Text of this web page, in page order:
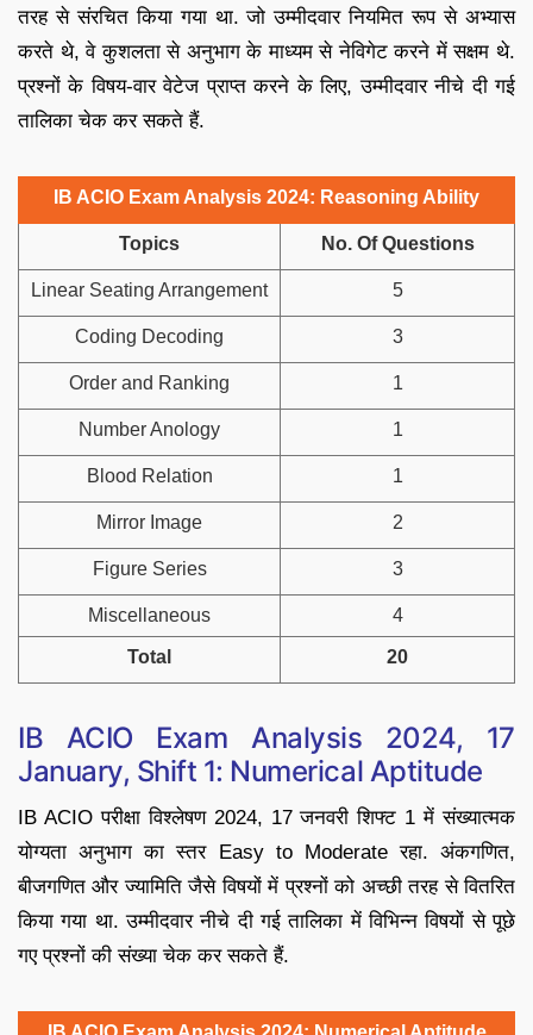
तरह से संरचित किया गया था. जो उम्मीदवार नियमित रूप से अभ्यास
करते थे, वे कुशलता से अनुभाग के माध्यम से नेविगेट करने में सक्षम थे.
प्रश्नों के विषय-वार वेटेज प्राप्त करने के लिए, उम्मीदवार नीचे दी गई
तालिका चेक कर सकते हैं.
IB ACIO Exam Analysis 2024: Reasoning Ability
Topics No. Of Questions
Linear Seating Arrangement 5
Coding Decoding 3
Order and Ranking 1
Number Anology 1
Blood Relation 1
Mirror Image 2
Figure Series 3
Miscellaneous 4
Total 20
IB ACIO Exam Analysis 2024, 17
January, Shift 1: Numerical Aptitude
IB ACIO परीक्षा विश्लेषण 2024, 17 जनवरी शिफ्ट 1 में संख्यात्मक
योग्यता अनुभाग का स्तर Easy to Moderate रहा. अंकगणित,
बीजगणित और ज्यामिति जैसे विषयों में प्रश्नों को अच्छी तरह से वितरित
किया गया था. उम्मीदवार नीचे दी गई तालिका में विभिन्न विषयों से पूछे
गए प्रश्नों की संख्या चेक कर सकते हैं.